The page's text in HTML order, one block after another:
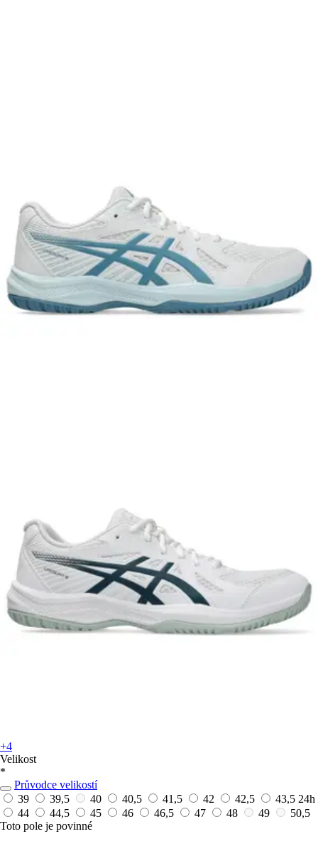
+4
Velikost
*
Průvodce velikostí
39
39,5 40 40,5 41,5 42 42,5 43,5 24h
44
44,5 45 46 46,5 47 48 49
50,5
Toto pole je povinné